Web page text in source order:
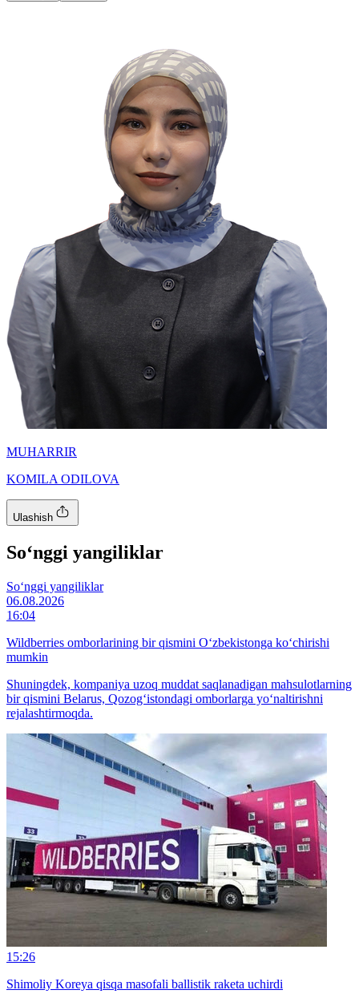
MUHARRIR
KOMILA ODILOVA
Ulashish
So‘nggi yangiliklar
So‘nggi yangiliklar
06.08.2026
16:04
Wildberries omborlarining bir qismini O‘zbekistonga ko‘chirishi
mumkin
Shuningdek, kompaniya uzoq muddat saqlanadigan mahsulotlarning
bir qismini Belarus, Qozog‘istondagi omborlarga yo‘naltirishni
rejalashtirmoqda.
15:26
Shimoliy Koreya qisqa masofali ballistik raketa uchirdi